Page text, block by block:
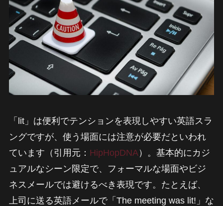
「lit」は便利でテンションを表現しやすい英語スラ
ングですが、使う場面には注意が必要だといわれ
ています（引用元： HipHopDNA）。基本的にカジ
ュアルなシーン限定で、フォーマルな場面やビジ
ネスメールでは避けるべき表現です。たとえば、
上司に送る英語メールで「The meeting was lit!」な